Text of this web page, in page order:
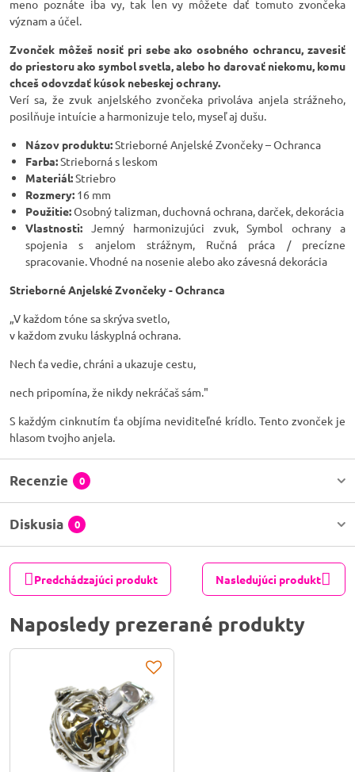
meno poznáte iba vy, tak len vy môžete dať tomuto zvončeka
význam a účel.
Zvonček môžeš nosiť pri sebe ako osobného ochrancu, zavesiť
do priestoru ako symbol svetla, alebo ho darovať niekomu, komu
chceš odovzdať kúsok nebeskej ochrany.
Verí sa, že zvuk anjelského zvončeka privoláva anjela strážneho,
posilňuje intuície a harmonizuje telo, myseľ aj dušu.
Názov produktu:Strieborné Anjelské Zvončeky – Ochranca
Farba:Strieborná s leskom
Materiál:Striebro
Rozmery: 16 mm
Použitie:Osobný talizman, duchovná ochrana, darček, dekorácia
Vlastnosti: Jemný harmonizujúci zvuk, Symbol ochrany a
spojenia s anjelom strážnym, Ručná práca / precízne
spracovanie. Vhodné na nosenie alebo ako závesná dekorácia
Strieborné Anjelské Zvončeky - Ochranca
„V každom tóne sa skrýva svetlo,
v každom zvuku láskyplná ochrana.
Nech ťa vedie, chráni a ukazuje cestu,
nech pripomína, že nikdy nekráčaš sám."
S každým cinknutím ťa objíma neviditeľné krídlo. Tento zvonček je
hlasom tvojho anjela.
Recenzie 0
Diskusia 0
Predchádzajúci produkt Nasledujúci produkt
Naposledy prezerané produkty